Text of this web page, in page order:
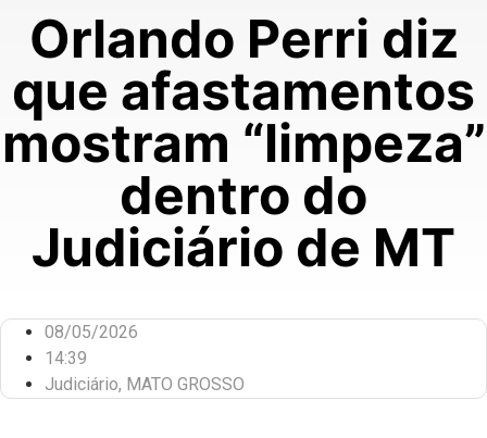
Orlando Perri diz
que afastamentos
mostram “limpeza”
dentro do
Judiciário de MT
08/05/2026
14:39
Judiciário, MATO GROSSO